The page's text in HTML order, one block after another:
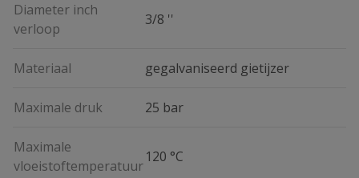
Diameter inch
verloop
3/8 ''
Materiaal gegalvaniseerd gietijzer
Maximale druk 25 bar
Maximale
vloeistoftemperatuur
120 °C